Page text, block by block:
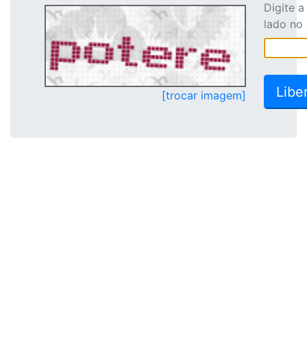
[trocar imagem]
Digite
lado no